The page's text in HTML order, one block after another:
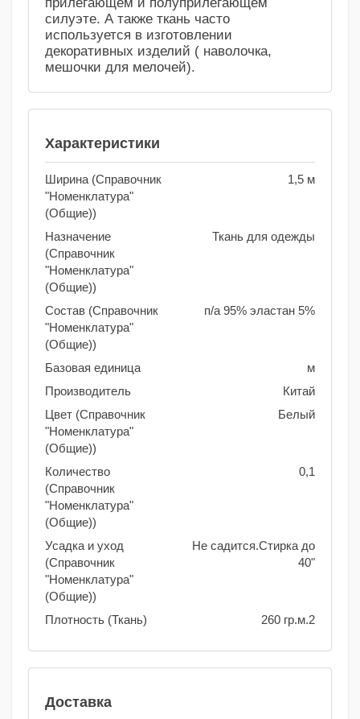
прилегающем и полуприлегающем
силуэте. А также ткань часто
используется в изготовлении
декоративных изделий ( наволочка,
мешочки для мелочей).
Характеристики
Ширина (Справочник
"Номенклатура"
(Общие))
1,5 м
Назначение
(Справочник
"Номенклатура"
(Общие))
Ткань для одежды
Состав (Справочник
"Номенклатура"
(Общие))
п/а 95% эластан 5%
Базовая единица
м
Производитель
Китай
Цвет (Справочник
"Номенклатура"
(Общие))
Белый
Количество
(Справочник
"Номенклатура"
(Общие))
0,1
Усадка и уход
(Справочник
"Номенклатура"
(Общие))
Не садится.Стирка до
40"
Плотность (Ткань) 260 гр.м.2
Доставка